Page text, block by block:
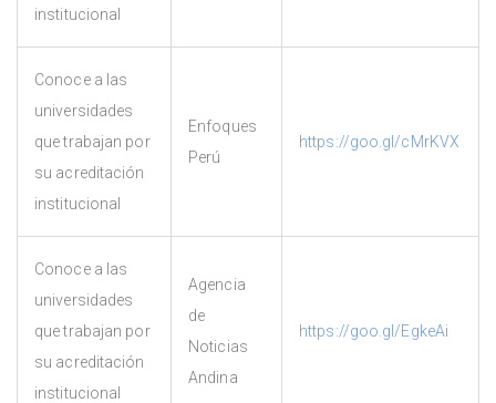
institucional
Conoce a las
universidades
que trabajan por
su acreditación
institucional
Enfoques
Perú
https://goo.gl/cMrKVX
Conoce a las
universidades
que trabajan por
su acreditación
institucional
Agencia
de
Noticias
Andina
https://goo.gl/EgkeAi